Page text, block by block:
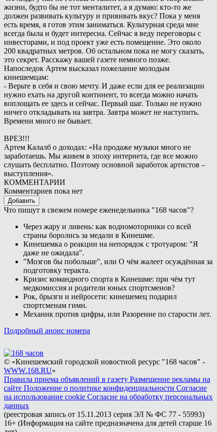
жизни, будто бы не тот менталитет, а я думаю: кто-то же
должен развивать культуру и прививать вкус? Пока у меня
есть время, я готов этим заниматься. Культурная среда мне
всегда была и будет интересна. Сейчас я веду переговоры с
инвесторами, и под проект уже есть помещение. Это около
200 квадратных метров. Об остальном пока не могу сказать,
это секрет. Расскажу вашей газете немного позже.
Напоследок Артем высказал пожелание молодым
кинешемцам:
- Верьте в себя и свою мечту. И даже если для ее реализации
нужно ехать на другой континент, то всегда можно начать
воплощать ее здесь и сейчас. Первый шаг. Только не нужно
ничего откладывать на завтра. Завтра может не наступить.
Времени много не бывает.
ВРЕЗ!!!
Артем Калалб о доходах: «На продаже музыки много не
заработаешь. Мы живем в эпоху интернета, где все можно
слушать бесплатно. Поэтому основной заработок артистов –
выступления».
КОММЕНТАРИИ
Комментариев пока нет
Добавить
Что пишут в свежем номере еженедельника "168 часов"?
Через жару и ливень: как водномоторники со всей
страны боролись за медали в Кинешме.
Кинешемка о реакции на непорядок с тротуаром: "Я
даже не ожидала".
"Мозгов бы побольше", или О чём жалеет осуждённая за
подготовку теракта.
Кризис командного спорта в Кинешме: при чём тут
медкомиссия и родители юных спортсменов?
Рок, брызги и нейросети: кинешемец подарил
спортсменам гимн.
Механик против цифры, или Разорение по старости лет.
Подробный анонс номера
© «Кинешемский городской новостной ресурс "168 часов" -
WWW.168.RU»
Правила приема объявлений в газету Размещение рекламы на
сайте Положение о политике конфиденциальности Согласие
на использование cookie Согласие на обработку персональных
данных
(реестровая запись от 15.11.2013 серия ЭЛ № ФС 77 - 55993)
16+ (Информация на сайте предназначена для детей старше 16